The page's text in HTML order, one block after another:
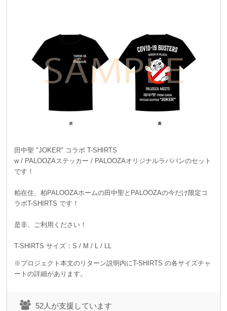
田中聖 "JOKER" コラボ T-SHIRTS
w / PALOOZAステッカー / PALOOZAオリジナルラババンのセット
です！
柏在住、柏PALOOZAホームの田中聖とPALOOZAの今だけ限定コ
ラボT-SHIRTS です！
是非、ご利用ください！
T-SHIRTS サイズ：S / M / L / LL
※プロジェクト本文のリターン説明内にT-SHIRTS の各サイズチャ
ートの詳細があります。
52人が支援しています